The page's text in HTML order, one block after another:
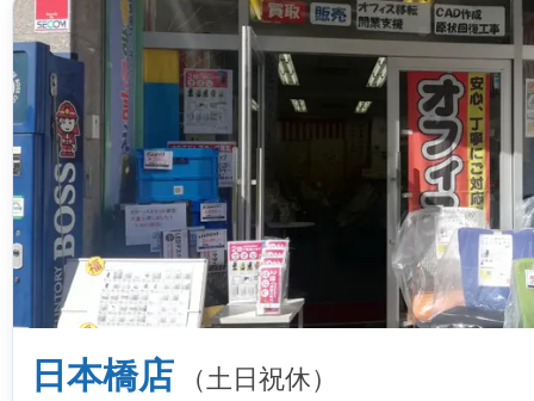
日本橋店 （土日祝休）